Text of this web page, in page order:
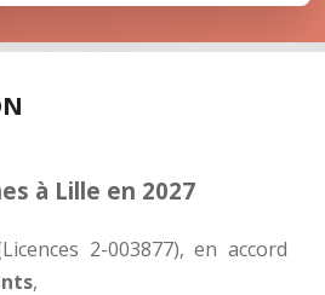
à Lille en 2027
2-003877), en accord
,